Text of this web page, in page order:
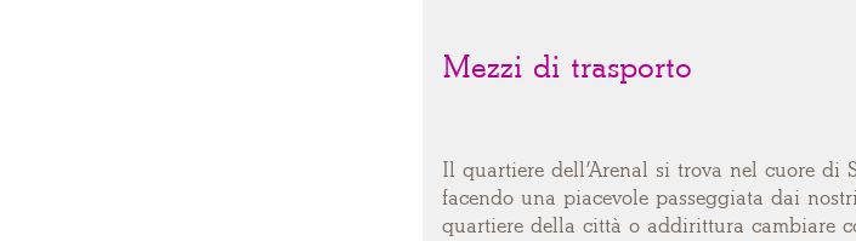
Mezzi di trasporto
Il quartiere dell’Arenal si trova nel cuore
facendo una piacevole passeggiata dai
quartiere della città o addirittura cambiare